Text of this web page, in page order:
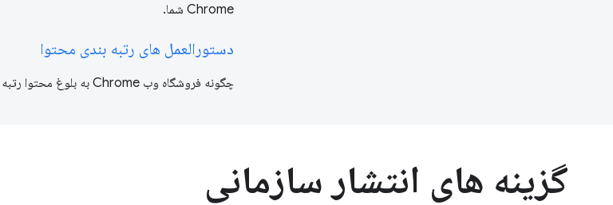
Chrome شما.
دستورالعمل های رتبه بندی محتوا
چگونه فروشگاه وب Chrome به بلوغ محتوا رتبه بندی می کند.
گزینه های انتشار سازمانی